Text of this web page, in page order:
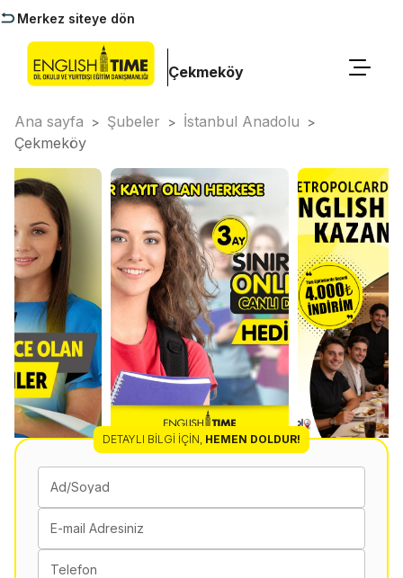
Merkez siteye dön
Çekmeköy
Ana sayfa > Şubeler > İstanbul Anadolu >
Çekmeköy
DETAYLI BILGI İÇIN, HEMEN DOLDUR!
Ad/Soyad
E-mail Adresiniz
Telefon